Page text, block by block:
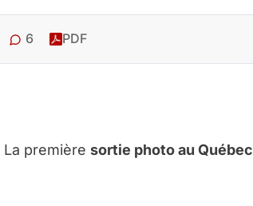
6 PDF
première sortie photo au Québec